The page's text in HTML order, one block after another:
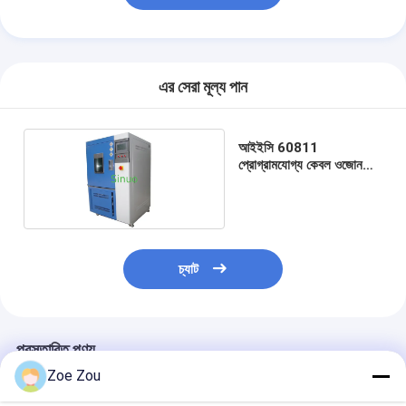
এর সেরা মূল্য পান
আইইসি 60811
প্রোগ্রামযোগ্য কেবল ওজোন
চ্যাট
প্রস্তাবিত পণ্য
Zoe Zou